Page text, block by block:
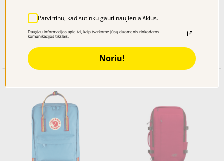
NEW REBELS kuprinė Vepo...
Kaina 39,95 € 19,98 €
REISENTHEL kuprinė shopper...
Kaina 54,95 € 38,47 €
Patvirtinu, kad sutinku gauti naujienlaiškius.
Daugiau informacijos apie tai, kaip tvarkome jūsų duomenis rinkodaros
komunikacijos tikslais.
Noriu!